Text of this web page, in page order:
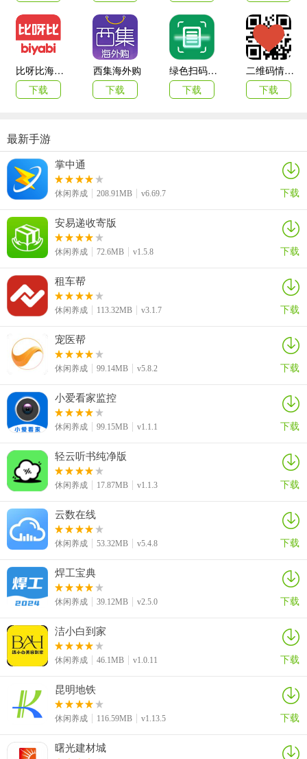
比呀比海外购手机版
下载
西集海外购
下载
绿色扫码软件
下载
二维码情书生成器客户端(love letter qrcode)
下载
最新手游
掌中通
休闲养成 208.91MB v6.69.7 下载
安易递收寄版
休闲养成 72.6MB v1.5.8 下载
租车帮
休闲养成 113.32MB v3.1.7 下载
宠医帮
休闲养成 99.14MB v5.8.2 下载
小爱看家监控
休闲养成 99.15MB v1.1.1 下载
轻云听书纯净版
休闲养成 17.87MB v1.1.3 下载
云数在线
休闲养成 53.32MB v5.4.8 下载
焊工宝典
休闲养成 39.12MB v2.5.0 下载
洁小白到家
休闲养成 46.1MB v1.0.11 下载
昆明地铁
休闲养成 116.59MB v1.13.5 下载
曙光建材城